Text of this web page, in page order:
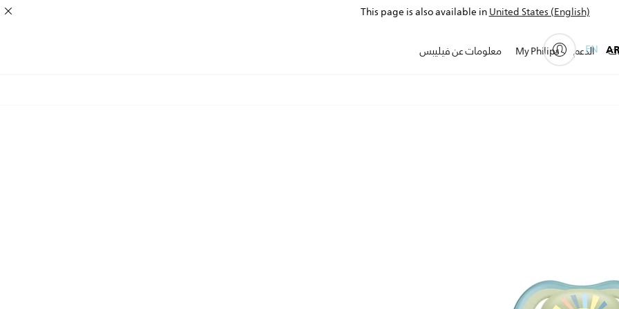
This page is also available inUnited States (English)
الدعم My Philips معلومات عن فيليبس EN